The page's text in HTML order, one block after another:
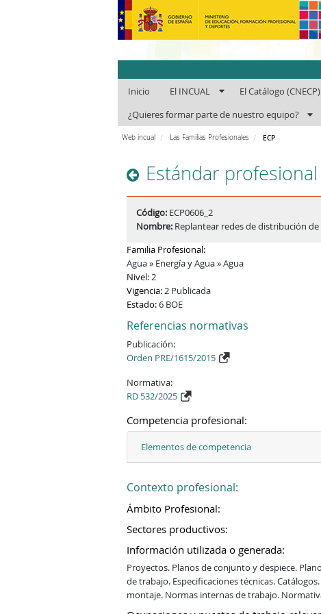
INCUAl -
Inicio El INCUAL El Catálogo (CNECP)
¿Quieres formar parte de nuestro equipo?
Web incual Las Familias Profesionales ECP
Estándar profesional
Código: ECP0606_2
Nombre: Replantear redes de distribución
Familia Profesional:
Agua » Energía y Agua » Agua
Nivel:2
Vigencia:2 Publicada
Estado:6 BOE
Referencias normativas
Publicación:
Orden PRE/1615/2015
Normativa:
RD 532/2025
Competencia profesional:
Elementos de competencia
Contexto profesional:
Ámbito Profesional:
Sectores productivos:
Información utilizada o generada:
Proyectos. Planos de conjunto y despiece.
de trabajo. Especificaciones técnicas.
montaje. Normas internas de trabajo.